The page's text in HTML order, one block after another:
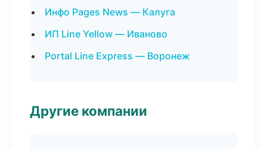
Инфо Pages News — Калуга
ИП Line Yellow — Иваново
Portal Line Express — Воронеж
Другие компании